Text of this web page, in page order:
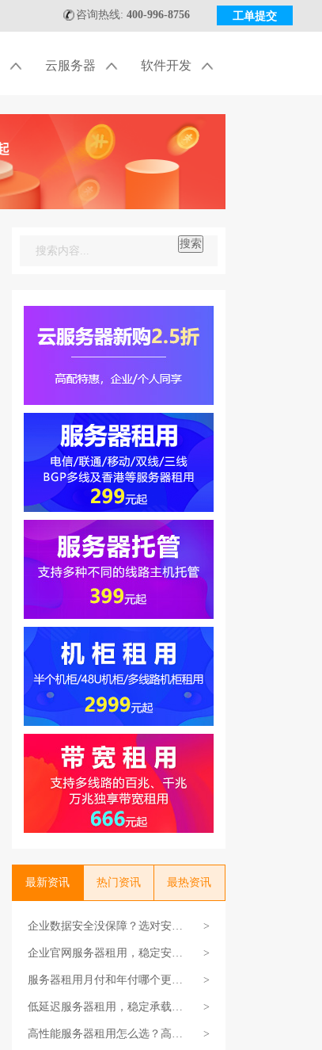
工单提交
咨询热线: 400-996-8756
云服务器 软件开发
搜索
最新资讯 热门资讯 最热资讯
企业数据安全没保障？选对安全
防护服务器
>
企业官网服务器租用，稳定安全
方案推荐
>
服务器租用月付和年付哪个更划
算？
>
低延迟服务器租用，稳定承载实
时业务
>
高性能服务器租用怎么选？高稳
>